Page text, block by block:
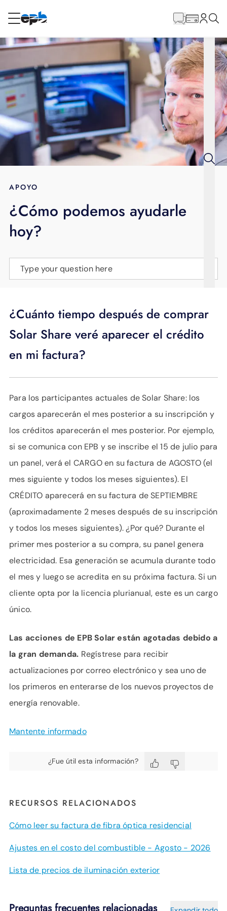
RESIDENCIAL
Internet
Energía
Televisión
BLOG
APOYO
principal
APOYO
¿Cómo podemos ayudarle
hoy?
Type your question here
¿Cuánto tiempo después de comprar
Solar Share veré aparecer el crédito
en mi factura?
Para los participantes actuales de Solar Share: los
cargos aparecerán el mes posterior a su inscripción y
los créditos aparecerán el mes posterior. Por ejemplo,
si se comunica con EPB y se inscribe el 15 de julio para
un panel, verá el CARGO en su factura de AGOSTO (el
mes siguiente y todos los meses siguientes). El
CRÉDITO aparecerá en su factura de SEPTIEMBRE
(aproximadamente 2 meses después de su inscripción
y todos los meses siguientes). ¿Por qué? Durante el
primer mes posterior a su compra, su panel genera
electricidad. Esa generación se acumula durante todo
el mes y luego se acredita en su próxima factura. Si un
cliente opta por la licencia plurianual, este es un cargo
único.
Las acciones de EPB Solar están agotadas debido a
la gran demanda. Regístrese para recibir
actualizaciones por correo electrónico y sea uno de
los primeros en enterarse de los nuevos proyectos de
energía renovable.
Mantente informado
¿Fue útil esta información?
RECURSOS RELACIONADOS
Cómo leer su factura de fibra óptica residencial
Ajustes en el costo del combustible - Agosto - 2026
Lista de precios de iluminación exterior